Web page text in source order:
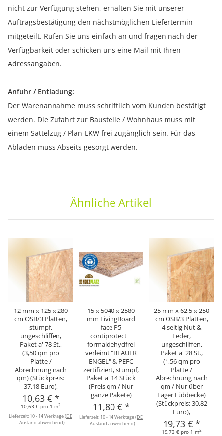
nicht zur Verfügung stehen, erhalten Sie mit unserer
Auftragsbestätigung den nächstmöglichen Liefertermin
mitgeteilt. Rufen Sie uns einfach an und fragen nach der
Verfügbarkeit oder schicken uns eine Mail mit Ihren
Adressangaben.
Anfuhr / Entladung:
Der Warenannahme muss schriftlich vom Kunden bestätigt
werden. Die Zufahrt zur Baustelle / Wohnhaus muss mit
einem Sattelzug / Plan-LKW frei zugänglich sein. Für das
Abladen muss Abseits gesorgt werden.
Ähnliche Artikel
12 mm x 125 x 280
cm OSB/3 Platten,
stumpf,
ungeschliffen,
Paket a' 78 St.,
(3,50 qm pro
Platte /
Abrechnung nach
qm) (Stückpreis:
37,18 Euro),
10,63 € *
10,63 € pro 1 m2
Lieferzeit: 10 - 14 Werktage(DE
- Ausland abweichend)
15 x 5040 x 2580
mm LivingBoard
face P5
contiprotect |
formaldehydfrei
verleimt "BLAUER
ENGEL" & PEFC
zertifiziert, stumpf,
Paket a' 14 Stück
(Preis qm / Nur
ganze Pakete)
11,80 € *
Lieferzeit: 10 - 14 Werktage(DE
- Ausland abweichend)
25 mm x 62,5 x 250
cm OSB/3 Platten,
4-seitig Nut &
Feder,
ungeschliffen,
Paket a' 28 St.,
(1,56 qm pro
Platte /
Abrechnung nach
qm / Nur über
Lager Lübbecke)
(Stückpreis: 30,82
Euro),
19,73 € *
19,73 € pro 1 m2